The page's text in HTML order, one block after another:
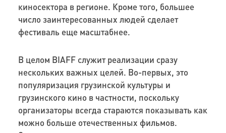
киносектора в регионе. Кроме того, большее
число заинтересованных людей сделает
фестиваль еще масштабнее.
В целом BIAFF служит реализации сразу
нескольких важных целей. Во-первых, это
популяризация грузинской культуры и
грузинского кино в частности, поскольку
организаторы всегда стараются показывать как
можно больше отечественных фильмов.